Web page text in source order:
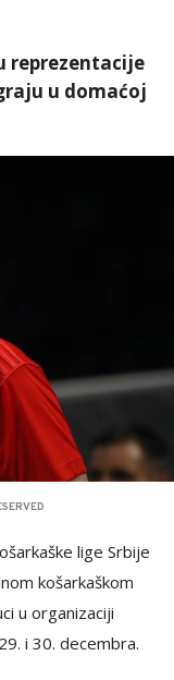
reprezentacije
u domaćoj
lige Srbije
košarkaškom
u organizaciji
i 30. decembra.